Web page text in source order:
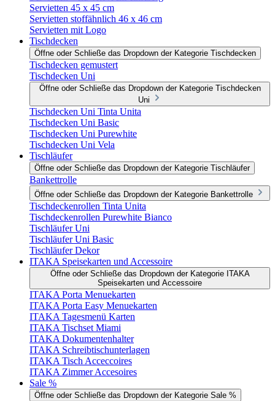
Servietten 45 x 45 cm
Servietten stoffähnlich 46 x 46 cm
Servietten mit Logo
Tischdecken
Öffne oder Schließe das Dropdown der Kategorie Tischdecken
Tischdecken gemustert
Tischdecken Uni
Öffne oder Schließe das Dropdown der Kategorie Tischdecken
Uni
Tischdecken Uni Tinta Unita
Tischdecken Uni Basic
Tischdecken Uni Purewhite
Tischdecken Uni Vela
Tischläufer
Öffne oder Schließe das Dropdown der Kategorie Tischläufer
Bankettrolle
Öffne oder Schließe das Dropdown der Kategorie Bankettrolle
Tischdeckenrollen Tinta Unita
Tischdeckenrollen Purewhite Bianco
Tischläufer Uni
Tischläufer Uni Basic
Tischläufer Dekor
ITAKA Speisekarten und Accessoire
Öffne oder Schließe das Dropdown der Kategorie ITAKA
Speisekarten und Accessoire
ITAKA Porta Menuekarten
ITAKA Porta Easy Menuekarten
ITAKA Tagesmenü Karten
ITAKA Tischset Miami
ITAKA Dokumentenhalter
ITAKA Schreibtischunterlagen
ITAKA Tisch Acceccoires
ITAKA Zimmer Accesoires
Sale %
Öffne oder Schließe das Dropdown der Kategorie Sale %